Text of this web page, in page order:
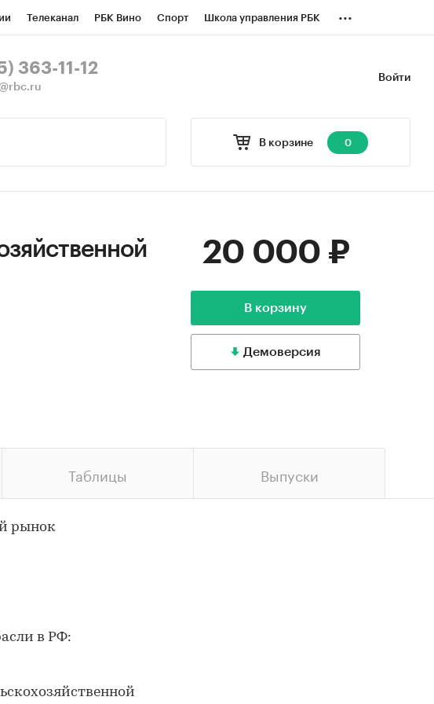
Телеканал РБК Вино Спорт Школа управления РБК ...
Войти
363-11-12
В корзине 0
20 000 ₽
В корзину
Демоверсия
Таблицы Выпуски
рынок
в РФ: